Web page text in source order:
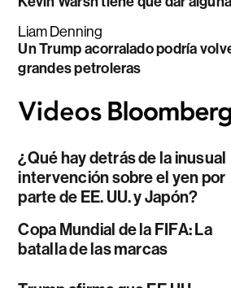
Liam Denning
Un Trump acorralado podría
grandes petroleras
¿Qué hay detrás de la inusual
intervención sobre el yen por
parte de EE. UU. y Japón?
Copa Mundial de la FIFA: La
batalla de las marcas